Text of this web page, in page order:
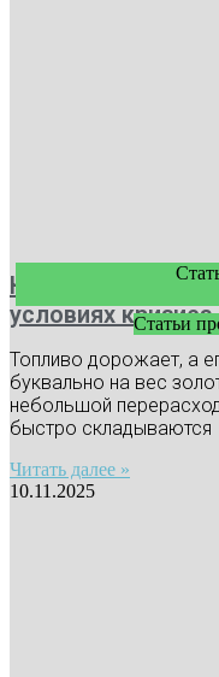
Статьи
Как экономить
условиях кризиса
Топливо дорожает, а
буквально на вес
небольшой
быстро складываются
Читать далее »
10.11.2025